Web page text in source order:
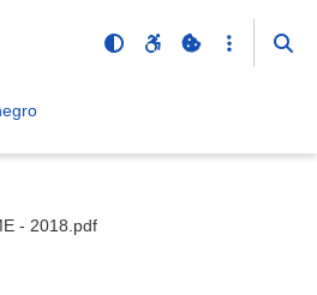
- 2018.pdf